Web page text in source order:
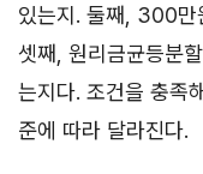
있는지. 둘째, 300만
셋째, 원리금균등분
는지다. 조건을 충족
준에 따라 달라진다.